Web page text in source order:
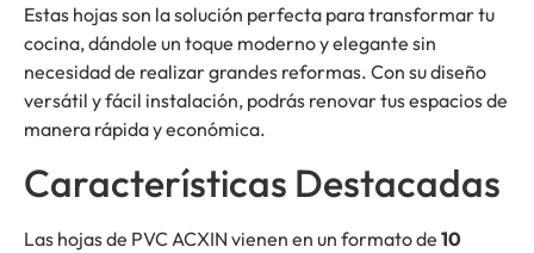
Estas hojas son la solución perfecta para transformar tu
cocina, dándole un toque moderno y elegante sin
necesidad de realizar grandes reformas. Con su diseño
versátil y fácil instalación, podrás renovar tus espacios de
manera rápida y económica.
Características Destacadas
Las hojas de PVC ACXIN vienen en un formato de 10